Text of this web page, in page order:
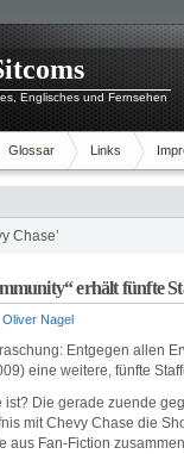
Englisches und Fernsehen
Glossar Links
Chase’
erhält fünfte
Oliver Nagel
Entgegen allen
eine weitere, fünfte
ist? Die gerade zuende
mit Chevy Chase die
aus Fan-Fiction